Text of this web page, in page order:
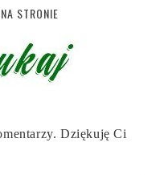
STRONIE
Dziękuję Ci